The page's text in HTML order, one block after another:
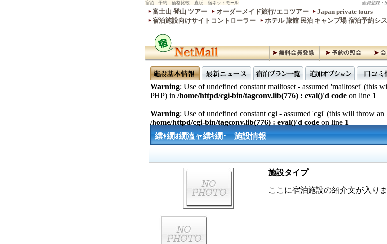
宿泊 予約 価格比較 直販 宿ネットモール 会員登録・
富士山 登山 ツアー オーダーメイド旅行/エコツアー
Japan private tours
宿泊施設向けサイトコントローラー
ホテル 旅館 民泊 キャンプ場 宿泊予約シ
Warning: Use of undefined constant mailtoset - assumed 'mailtoset' (this
PHP) in /home/httpd/cgi-bin/tagconv.lib(776) : eval()'d code on line 1
Warning: Use of undefined constant cgi - assumed 'cgi' (this will throw
/home/httpd/cgi-bin/tagconv.lib(776) : eval()'d code on line 1
繧ｬ繝ｫ繝溘ャ繧ｷ繝･ 施設情報
施設タイプ
ここに宿泊施設の紹介文が入り